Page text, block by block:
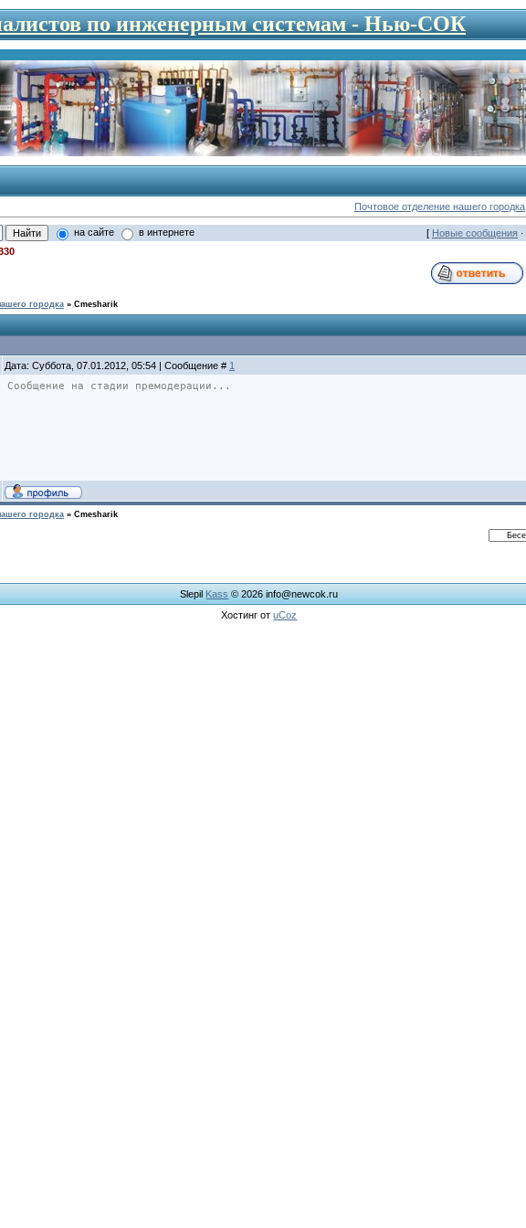
по инженерным системам - Нью-СОК
Почтовое отделение нашего городка
на сайте в интернете [ Новые сообщения·
городка » Cmesharik
Дата: Суббота, 07.01.2012, 05:54 | Сообщение # 1
Сообщение на стадии премодерации...
городка » Cmesharik
SlepilKass © 2026 info@newcok.ru
Хостинг отuCoz